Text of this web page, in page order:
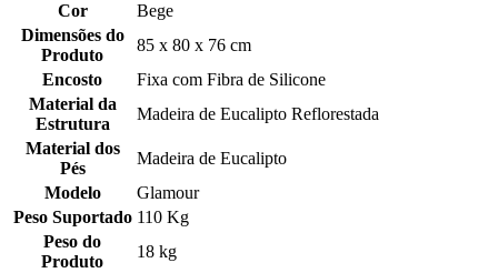
Cor
Bege
Dimensões do
Produto
85 x 80 x 76 cm
Encosto
Fixa com Fibra de Silicone
Material da
Estrutura
Madeira de Eucalipto Reflorestada
Material dos
Pés
Madeira de Eucalipto
Modelo
Glamour
Peso Suportado 110 Kg
Peso do
Produto
18 kg